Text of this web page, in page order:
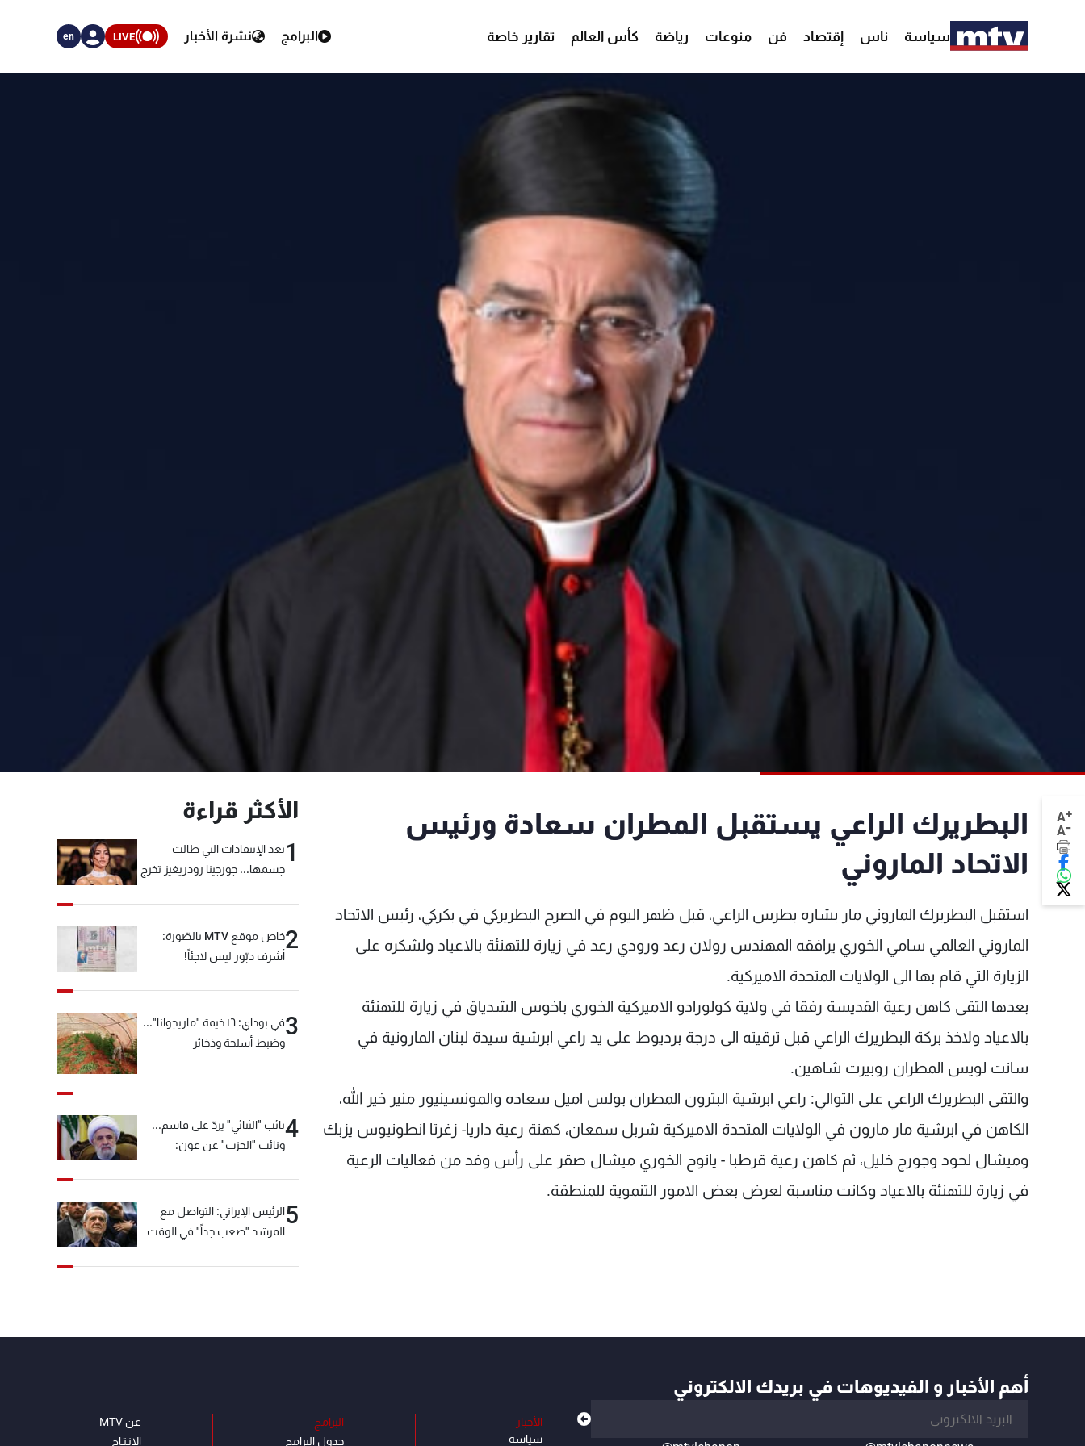
سياسة ناس إقتصاد فن منوعات رياضة كأس العالم تقارير خاصة البرامج نشرة الأخبار LIVE
en
A+
A-
البطريرك الراعي يستقبل المطران سعادة ورئيس
الاتحاد الماروني
استقبل البطريرك الماروني مار بشاره بطرس الراعي، قبل ظهر اليوم في الصرح البطريركي في بكركي، رئيس الاتحاد
الماروني العالمي سامي الخوري يرافقه المهندس رولان رعد ورودي رعد في زيارة للتهنئة بالاعياد ولشكره على
الزيارة التي قام بها الى الولايات المتحدة الاميركية.
بعدها التقى كاهن رعية القديسة رفقا في ولاية كولورادو الاميركية الخوري باخوس الشدياق في زيارة للتهنئة
بالاعياد ولاخذ بركة البطريرك الراعي قبل ترقيته الى درجة برديوط على يد راعي ابرشية سيدة لبنان المارونية في
سانت لويس المطران روبيرت شاهين.
والتقى البطريرك الراعي على التوالي: راعي ابرشية البترون المطران بولس اميل سعاده والمونسينيور منير خير الله،
الكاهن في ابرشية مار مارون في الولايات المتحدة الاميركية شربل سمعان، كهنة رعية داريا- زغرتا انطونيوس يزبك
وميشال لحود وجورج خليل، ثم كاهن رعية قرطبا - يانوح الخوري ميشال صقر على رأس وفد من فعاليات الرعية
في زيارة للتهنئة بالاعياد وكانت مناسبة لعرض بعض الامور التنموية للمنطقة.
الأكثر قراءة
1بعد الإنتقادات التي طالت
جسمها... جورجينا رودريغيز تخرج
2
خاص موقع MTV بالصّورة:
أشرف دبّور ليس لاجئاً!
3
في بوداي: ١٦ خيمة "ماريجوانا"...
وضبط أسلحة وذخائر
4نائب "الثنائي" يردّ على قاسم...
ونائب "الحزب" عن عون:
5الرئيس الإيراني: التواصل مع
المرشد "صعب جداً" في الوقت
أهم الأخبار و الفيديوهات في بريدك الالكتروني
الأخبار
سياسة
البرامج
جدول البرامج
عن MTV
الإنـتـاج